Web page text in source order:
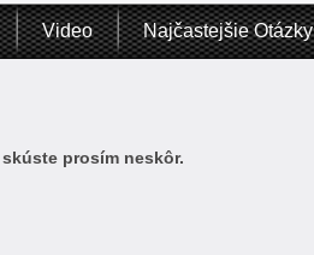
Video Najčastejšie Otázky
prosím neskôr.